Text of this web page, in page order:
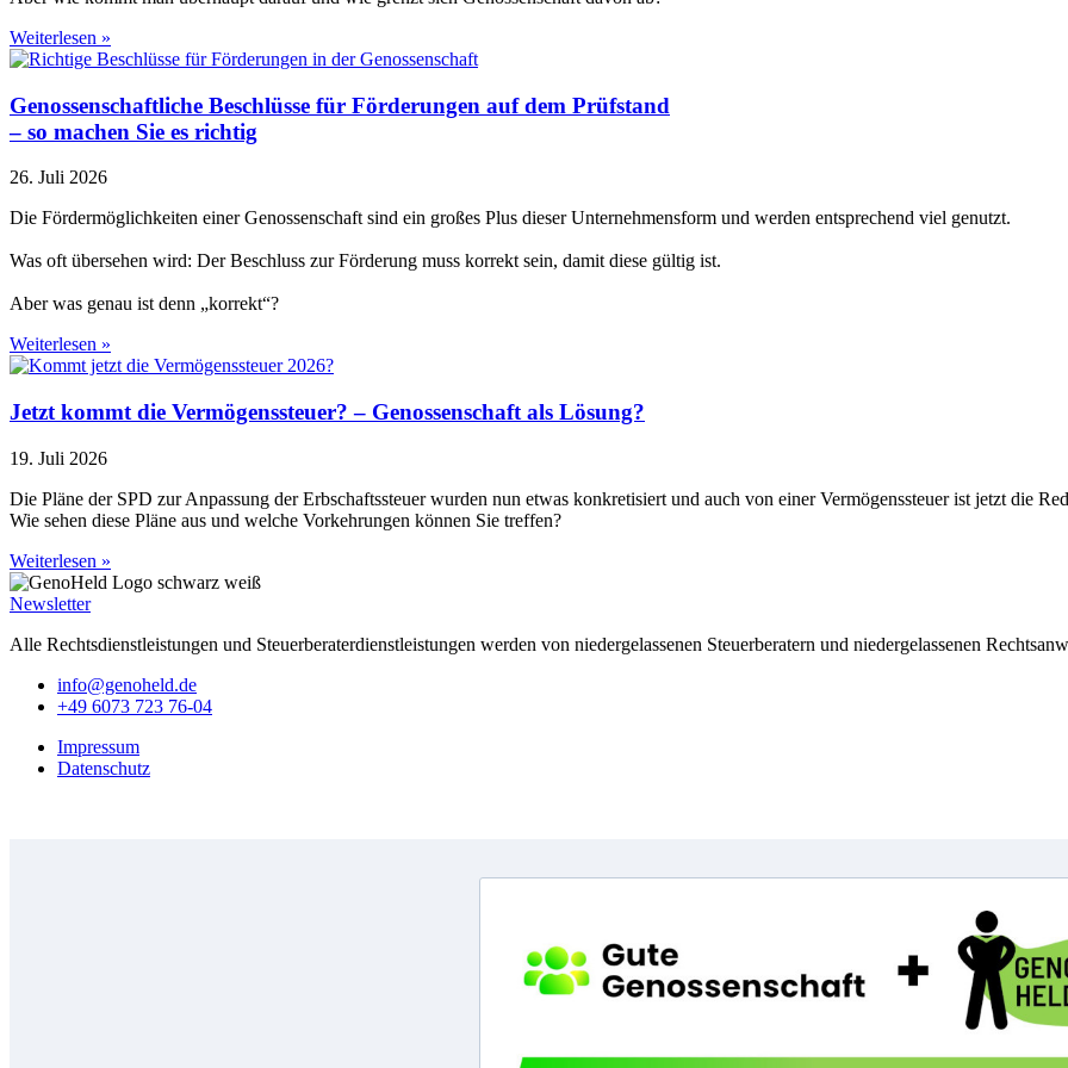
Weiterlesen »
Genossenschaftliche Beschlüsse für Förderungen auf dem Prüfstand
– so machen Sie es richtig
26. Juli 2026
Die Fördermöglichkeiten einer Genossenschaft sind ein großes Plus dieser Unternehmensform und werden entsprechend viel genutzt.
Was oft übersehen wird: Der Beschluss zur Förderung muss korrekt sein, damit diese gültig ist.
Aber was genau ist denn „korrekt“?
Weiterlesen »
Jetzt kommt die Vermögenssteuer? – Genossenschaft als Lösung?
19. Juli 2026
Die Pläne der SPD zur Anpassung der Erbschaftssteuer wurden nun etwas konkretisiert und auch von einer Vermögenssteuer ist jetzt die
Wie sehen diese Pläne aus und welche Vorkehrungen können Sie treffen?
Weiterlesen »
Newsletter
Alle Rechtsdienstleistungen und Steuerberaterdienstleistungen werden von niedergelassenen Steuerberatern und niedergelassenen
info@genoheld.de
+49 6073 723 76-04
Impressum
Datenschutz